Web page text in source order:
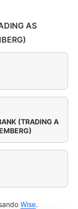
AS
(TRADING A
Wise.